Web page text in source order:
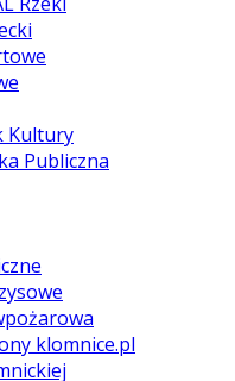
Kultury
Publiczna
klomnice.pl